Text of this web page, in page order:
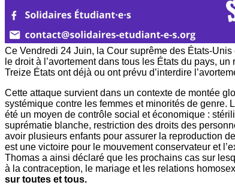
Ce Vendredi 24 Juin, la Cour suprême des États-
le droit à l’avortement dans tous les États du pays,
Treize États ont déjà ou ont prévu d’interdire
Cette attaque survient dans un contexte de montée
systémique contre les femmes et minorités de genre.
été un moyen de contrôle social et économique :
suprématie blanche, restriction des droits des
avoir plusieurs enfants pour assurer la reproduction
est une victoire pour le mouvement conservateur et
Thomas a ainsi déclaré que les prochains cas sur
à la contraception, le mariage et les relations
sur toutes et tous.